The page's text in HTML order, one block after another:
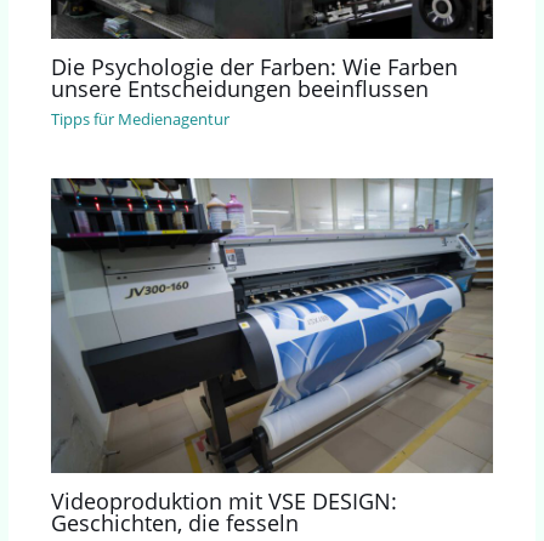
Die Psychologie der Farben: Wie Farben
unsere Entscheidungen beeinflussen
Tipps für Medienagentur
Videoproduktion mit VSE DESIGN:
Geschichten, die fesseln